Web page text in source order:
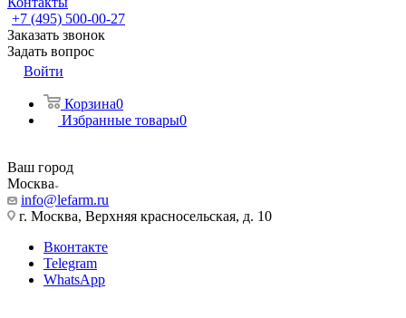
+7 (495) 500-00-27
Заказать звонок
Задать вопрос
Войти
Корзина0
Избранные товары0
Ваш город
Москва
info@lefarm.ru
г. Москва, Верхняя красносельская, д. 10
Вконтакте
Telegram
WhatsApp